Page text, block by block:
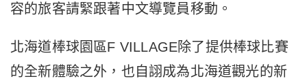
容的旅客請緊跟著中文導覽員移動。
北海道棒球園區F VILLAGE除了提供棒球比賽
的全新體驗之外，也自詡成為北海道觀光的新